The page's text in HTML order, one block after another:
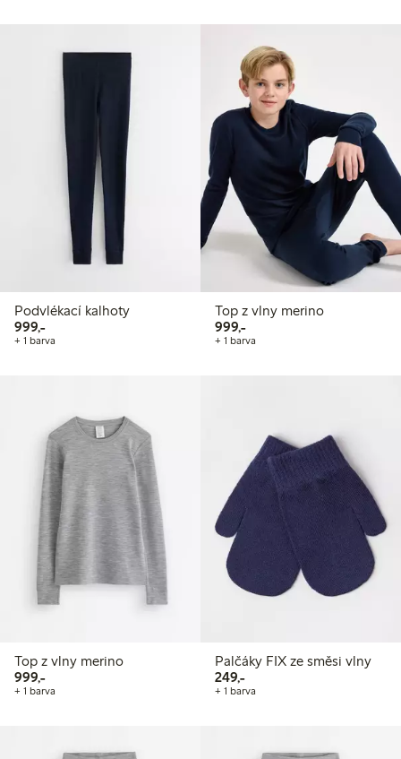
Podvlékací kalhoty
999,-999,00 Kč
+ 1 barva
Top z vlny merino
999,-999,00 Kč
+ 1 barva
Top z vlny merino
999,-999,00 Kč
+ 1 barva
Palčáky FIX ze směsi vlny
249,-249,00 Kč
+ 1 barva